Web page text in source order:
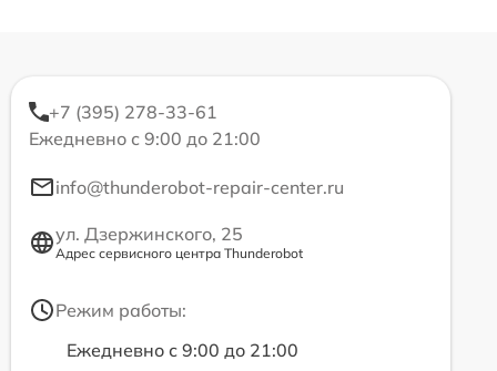
+7 (395) 278-33-61
Ежедневно с 9:00 до 21:00
info@thunderobot-repair-center.ru
ул. Дзержинского, 25
Адрес сервисного центра Thunderobot
Режим работы:
Ежедневно с 9:00 до 21:00